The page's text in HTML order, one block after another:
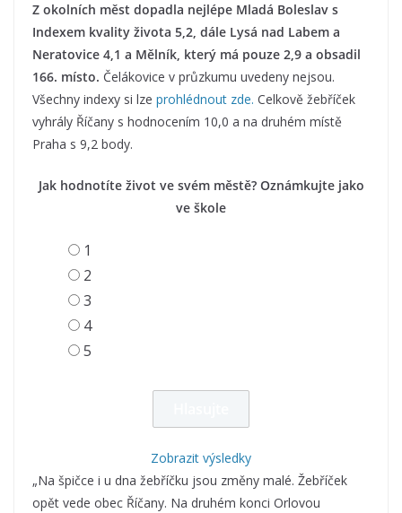
Z okolních měst dopadla nejlépe Mladá Boleslav s
Indexem kvality života 5,2, dále Lysá nad Labem a
Neratovice 4,1 a Mělník, který má pouze 2,9 a obsadil
166. místo. Čelákovice v průzkumu uvedeny nejsou.
Všechny indexy si lze prohlédnout zde. Celkově žebříček
vyhrály Říčany s hodnocením 10,0 a na druhém místě
Praha s 9,2 body.
Jak hodnotíte život ve svém městě? Oznámkujte jako
ve škole
1
2
3
4
5
Zobrazit výsledky
„Na špičce i u dna žebříčku jsou změny malé. Žebříček
opět vede obec Říčany. Na druhém konci Orlovou